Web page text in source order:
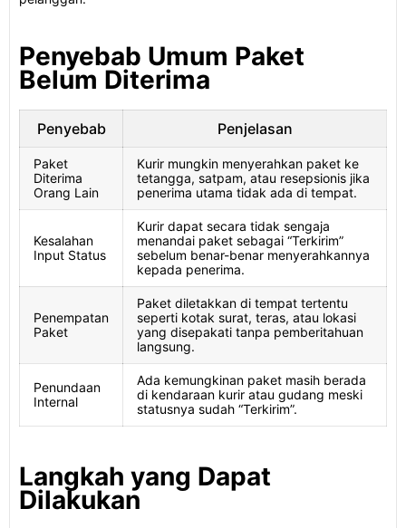
Penyebab Umum Paket
Belum Diterima
Penyebab Penjelasan
Paket
Diterima
Orang Lain
Kurir mungkin menyerahkan paket ke
tetangga, satpam, atau resepsionis jika
penerima utama tidak ada di tempat.
Kesalahan
Input Status
Kurir dapat secara tidak sengaja
menandai paket sebagai “Terkirim”
sebelum benar-benar menyerahkannya
kepada penerima.
Penempatan
Paket
Paket diletakkan di tempat tertentu
seperti kotak surat, teras, atau lokasi
yang disepakati tanpa pemberitahuan
langsung.
Penundaan
Internal
Ada kemungkinan paket masih berada
di kendaraan kurir atau gudang meski
statusnya sudah “Terkirim”.
Langkah yang Dapat
Dilakukan